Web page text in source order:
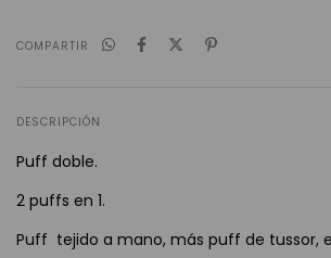
COMPARTIR
DESCRIPCIÓN
Puff doble.
2 puffs en 1.
Puff tejido a mano, más puff de tussor,